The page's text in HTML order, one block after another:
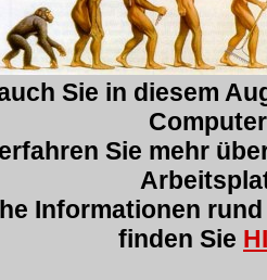
Sie in diesem
erfahren Sie mehr
Informationen rund
finden Sie